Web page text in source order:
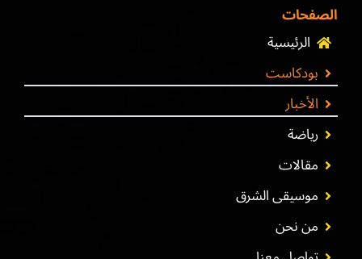
الصفحات
الرئيسية
بودكاست
الأخبار
رياضة
مقالات
موسيقى الشرق
من نحن